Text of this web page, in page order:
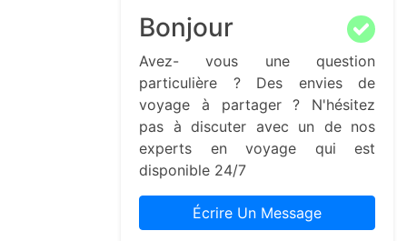
Bonjour
Avez- vous une question
particulière ? Des envies de
voyage à partager ? N'hésitez
pas à discuter avec un de nos
experts en voyage qui est
disponible 24/7
Écrire Un Message